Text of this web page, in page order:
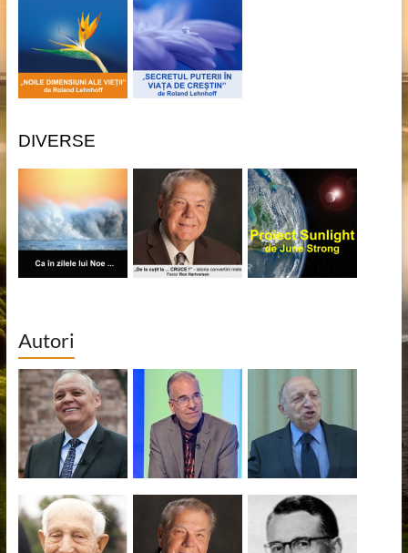
DIVERSE
Autori